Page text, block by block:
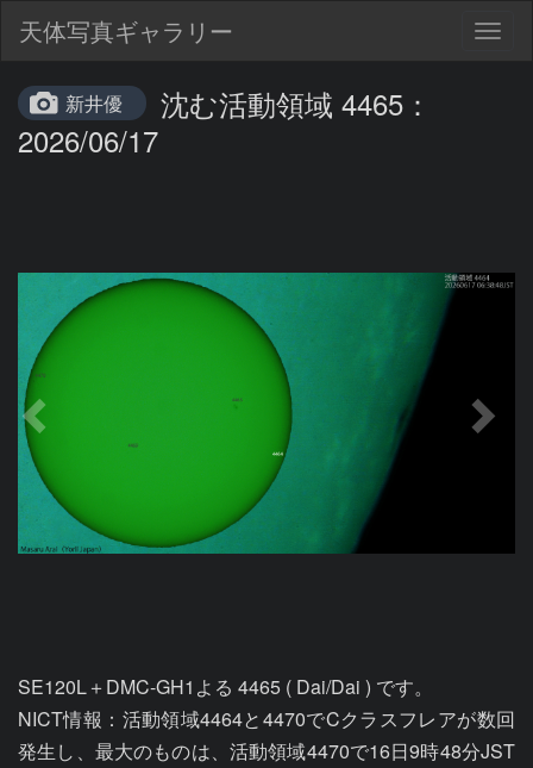
天体写真ギャラリー
新井優
沈む活動領域 4465：
2026/06/17
SE120L＋DMC-GH1よる 4465 ( Dai/Dai ) です。
NICT情報：活動領域4464と4470でCクラスフレアが数回
発生し、最大のものは、活動領域4470で16日9時48分JST